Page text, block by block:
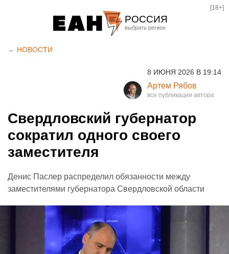
РОССИЯ
Курган
Оренбург
[18+]
← НОВОСТИ
8 ИЮНЯ 2026 В 19:14
Артем Рябов
Свердловский губернатор
сократил одного своего
заместителя
Денис Паслер распределил обязанности между
заместителями губернатора Свердловской области